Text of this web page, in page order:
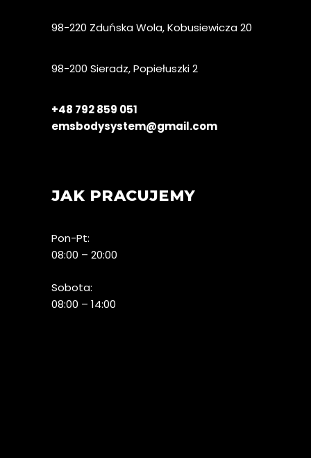
98-220 Zduńska Wola, Kobusiewicza 20
98-200 Sieradz, Popiełuszki 2
+48 792 859 051
emsbodysystem@gmail.com
JAK PRACUJEMY
Pon-Pt:
08:00 – 20:00
Sobota:
08:00 – 14:00